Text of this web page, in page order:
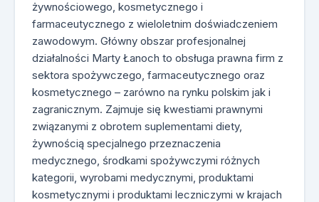
żywnościowego, kosmetycznego i
farmaceutycznego z wieloletnim doświadczeniem
zawodowym. Główny obszar profesjonalnej
działalności Marty Łanoch to obsługa prawna firm z
sektora spożywczego, farmaceutycznego oraz
kosmetycznego – zarówno na rynku polskim jak i
zagranicznym. Zajmuje się kwestiami prawnymi
związanymi z obrotem suplementami diety,
żywnością specjalnego przeznaczenia
medycznego, środkami spożywczymi różnych
kategorii, wyrobami medycznymi, produktami
kosmetycznymi i produktami leczniczymi w krajach